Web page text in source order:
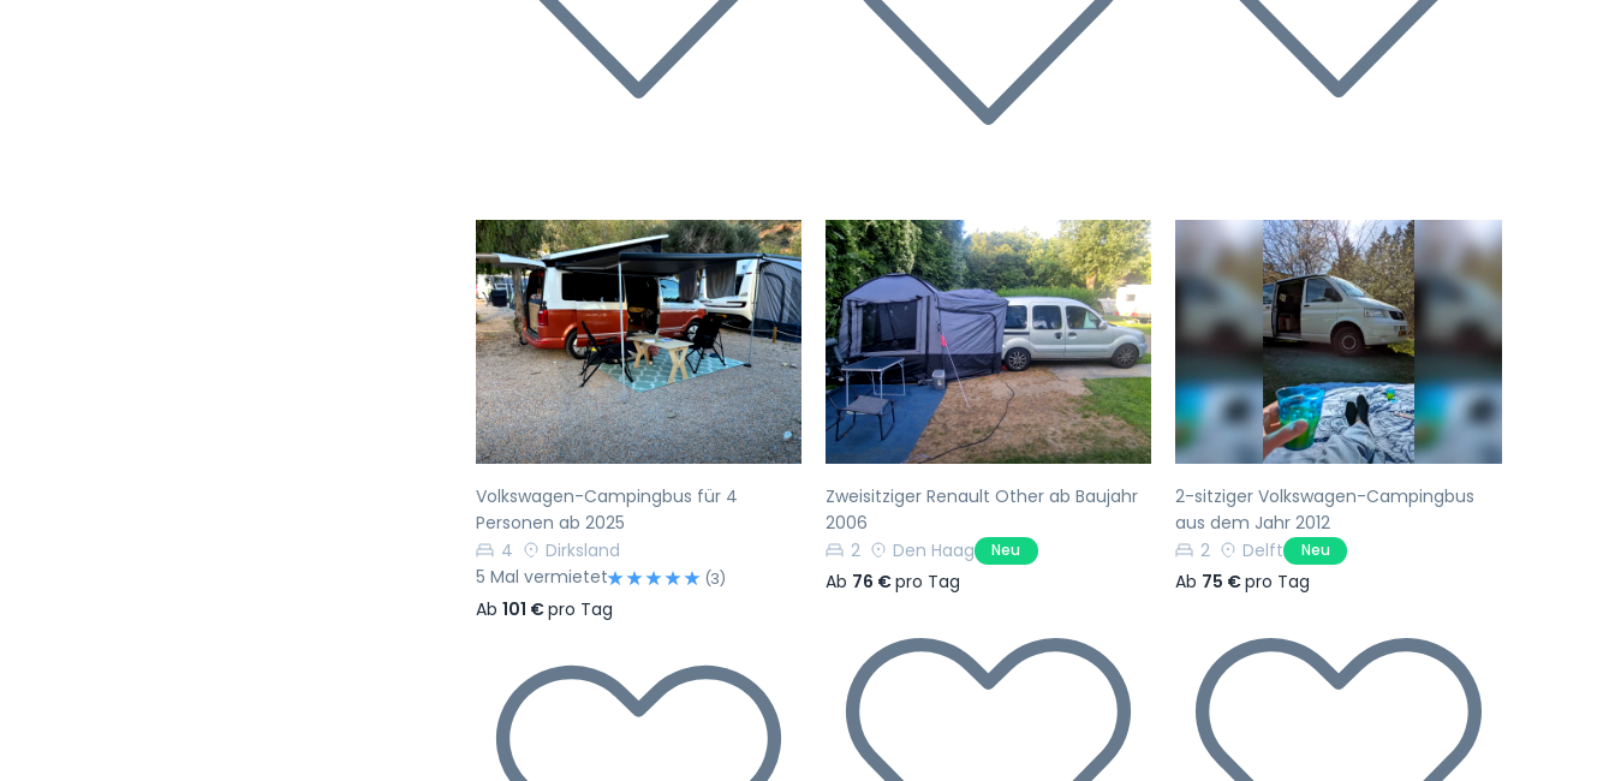
Vorherige Nächste
Volkswagen-Campingbus für 4
Personen ab 2025
4
Dirksland
5 Mal vermietet
(3)
Ab 101 €pro Tag
Vorherige Nächste
Zweisitziger Renault Other ab Baujahr
2006
2
Den Haag Neu
Ab 76 €pro Tag
Vorherige Nächste
2-sitziger Volkswagen-Campingbus
aus dem Jahr 2012
2
Delft Neu
Ab 75 €pro Tag